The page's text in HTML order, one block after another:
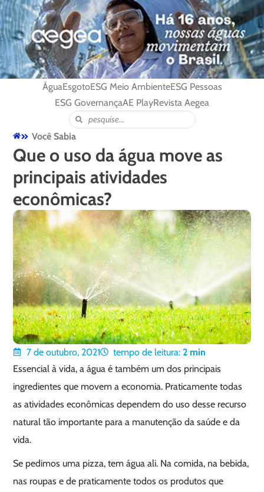
ÁguaEsgotoESG Meio AmbienteESG Pessoas
ESG GovernançaAE PlayRevista Aegea
Você Sabia
Que o uso da água move as
principais atividades
econômicas?
7 de outubro, 2021 tempo de leitura: 2 min
Essencial à vida, a água é também um dos principais
ingredientes que movem a economia. Praticamente todas
as atividades econômicas dependem do uso desse recurso
natural tão importante para a manutenção da saúde e da
vida.
Se pedimos uma pizza, tem água ali. Na comida, na bebida,
nas roupas e de praticamente todos os produtos que